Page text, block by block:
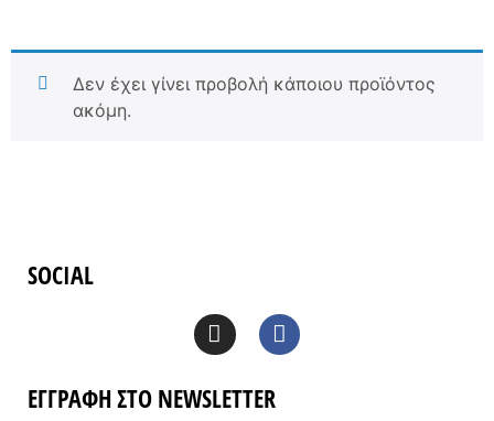
Δεν έχει γίνει προβολή κάποιου προϊόντος
ακόμη.
SOCIAL
ΕΓΓΡΑΦΗ ΣΤΟ NEWSLETTER